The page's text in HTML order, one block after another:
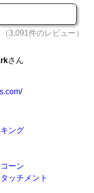
（3,091件のレビュー）
さん
ング
ーン
ッチメント